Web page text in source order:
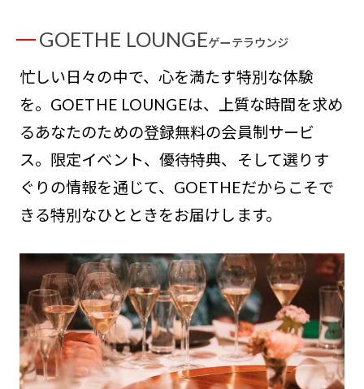
GOETHE LOUNGEゲーテラウンジ
忙しい日々の中で、心を満たす特別な体験
を。GOETHE LOUNGEは、上質な時間を求め
るあなたのための登録無料の会員制サービ
ス。限定イベント、優待特典、そして選りす
ぐりの情報を通じて、GOETHEだからこそで
きる特別なひとときをお届けします。